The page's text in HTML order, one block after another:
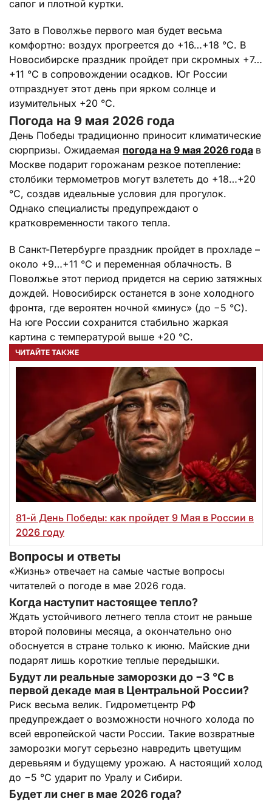
сапог и плотной куртки.
Зато в Поволжье первого мая будет весьма
комфортно: воздух прогреется до +16…+18 °C. В
Новосибирске праздник пройдет при скромных +7…
+11 °C в сопровождении осадков. Юг России
отпразднует этот день при ярком солнце и
изумительных +20 °C.
Погода на 9 мая 2026 года
День Победы традиционно приносит климатические
сюрпризы. Ожидаемая погода на 9 мая 2026 года в
Москве подарит горожанам резкое потепление:
столбики термометров могут взлететь до +18…+20
°C, создав идеальные условия для прогулок.
Однако специалисты предупреждают о
кратковременности такого тепла.
В Санкт-Петербурге праздник пройдет в прохладе –
около +9…+11 °C и переменная облачность. В
Поволжье этот период придется на серию затяжных
дождей. Новосибирск останется в зоне холодного
фронта, где вероятен ночной «минус» (до −5 °C).
На юге России сохранится стабильно жаркая
картина с температурой выше +20 °C.
ЧИТАЙТЕ ТАКЖЕ
81-й День Победы: как пройдет 9 Мая в России в
2026 году
Вопросы и ответы
«Жизнь» отвечает на самые частые вопросы
читателей о погоде в мае 2026 года.
Когда наступит настоящее тепло?
Ждать устойчивого летнего тепла стоит не раньше
второй половины месяца, а окончательно оно
обоснуется в стране только к июню. Майские дни
подарят лишь короткие теплые передышки.
Будут ли реальные заморозки до −3 °C в
первой декаде мая в Центральной России?
Риск весьма велик. Гидрометцентр РФ
предупреждает о возможности ночного холода по
всей европейской части России. Такие возвратные
заморозки могут серьезно навредить цветущим
деревьяям и будущему урожаю. А настоящий холод
до −5 °C ударит по Уралу и Сибири.
Будет ли снег в мае 2026 года?